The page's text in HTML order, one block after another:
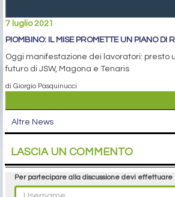
7 luglio 2021
PIOMBINO: IL MISE PROMETTE UN PIANO DI
Oggi manifestazione dei lavoratori: presto
futuro di JSW, Magona e Tenaris
di Giorgio Pasquinucci
Altre News
LASCIA UN COMMENTO
Per partecipare alla discussione devi effettuare